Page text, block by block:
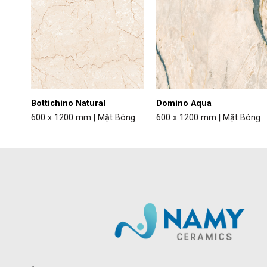
Bottichino Natural
600 x 1200 mm | Mặt Bóng
Domino Aqua
600 x 1200 mm | Mặt Bóng